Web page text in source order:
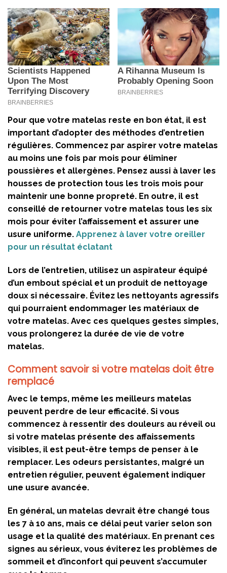
Pour que votre matelas reste en bon état, il est
important d’adopter des méthodes d’entretien
régulières. Commencez par aspirer votre matelas
au moins une fois par mois pour éliminer
poussières et allergènes. Pensez aussi à laver les
housses de protection tous les trois mois pour
maintenir une bonne propreté. En outre, il est
conseillé de retourner votre matelas tous les six
mois pour éviter l’affaissement et assurer une
usure uniforme. Apprenez à laver votre oreiller
pour un résultat éclatant
Lors de l’entretien, utilisez un aspirateur équipé
d’un embout spécial et un produit de nettoyage
doux si nécessaire. Évitez les nettoyants agressifs
qui pourraient endommager les matériaux de
votre matelas. Avec ces quelques gestes simples,
vous prolongerez la durée de vie de votre
matelas.
Comment savoir si votre matelas doit être
remplacé
Avec le temps, même les meilleurs matelas
peuvent perdre de leur efficacité. Si vous
commencez à ressentir des douleurs au réveil ou
si votre matelas présente des affaissements
visibles, il est peut-être temps de penser à le
remplacer. Les odeurs persistantes, malgré un
entretien régulier, peuvent également indiquer
une usure avancée.
En général, un matelas devrait être changé tous
les 7 à 10 ans, mais ce délai peut varier selon son
usage et la qualité des matériaux. En prenant ces
signes au sérieux, vous éviterez les problèmes de
sommeil et d’inconfort qui peuvent s’accumuler